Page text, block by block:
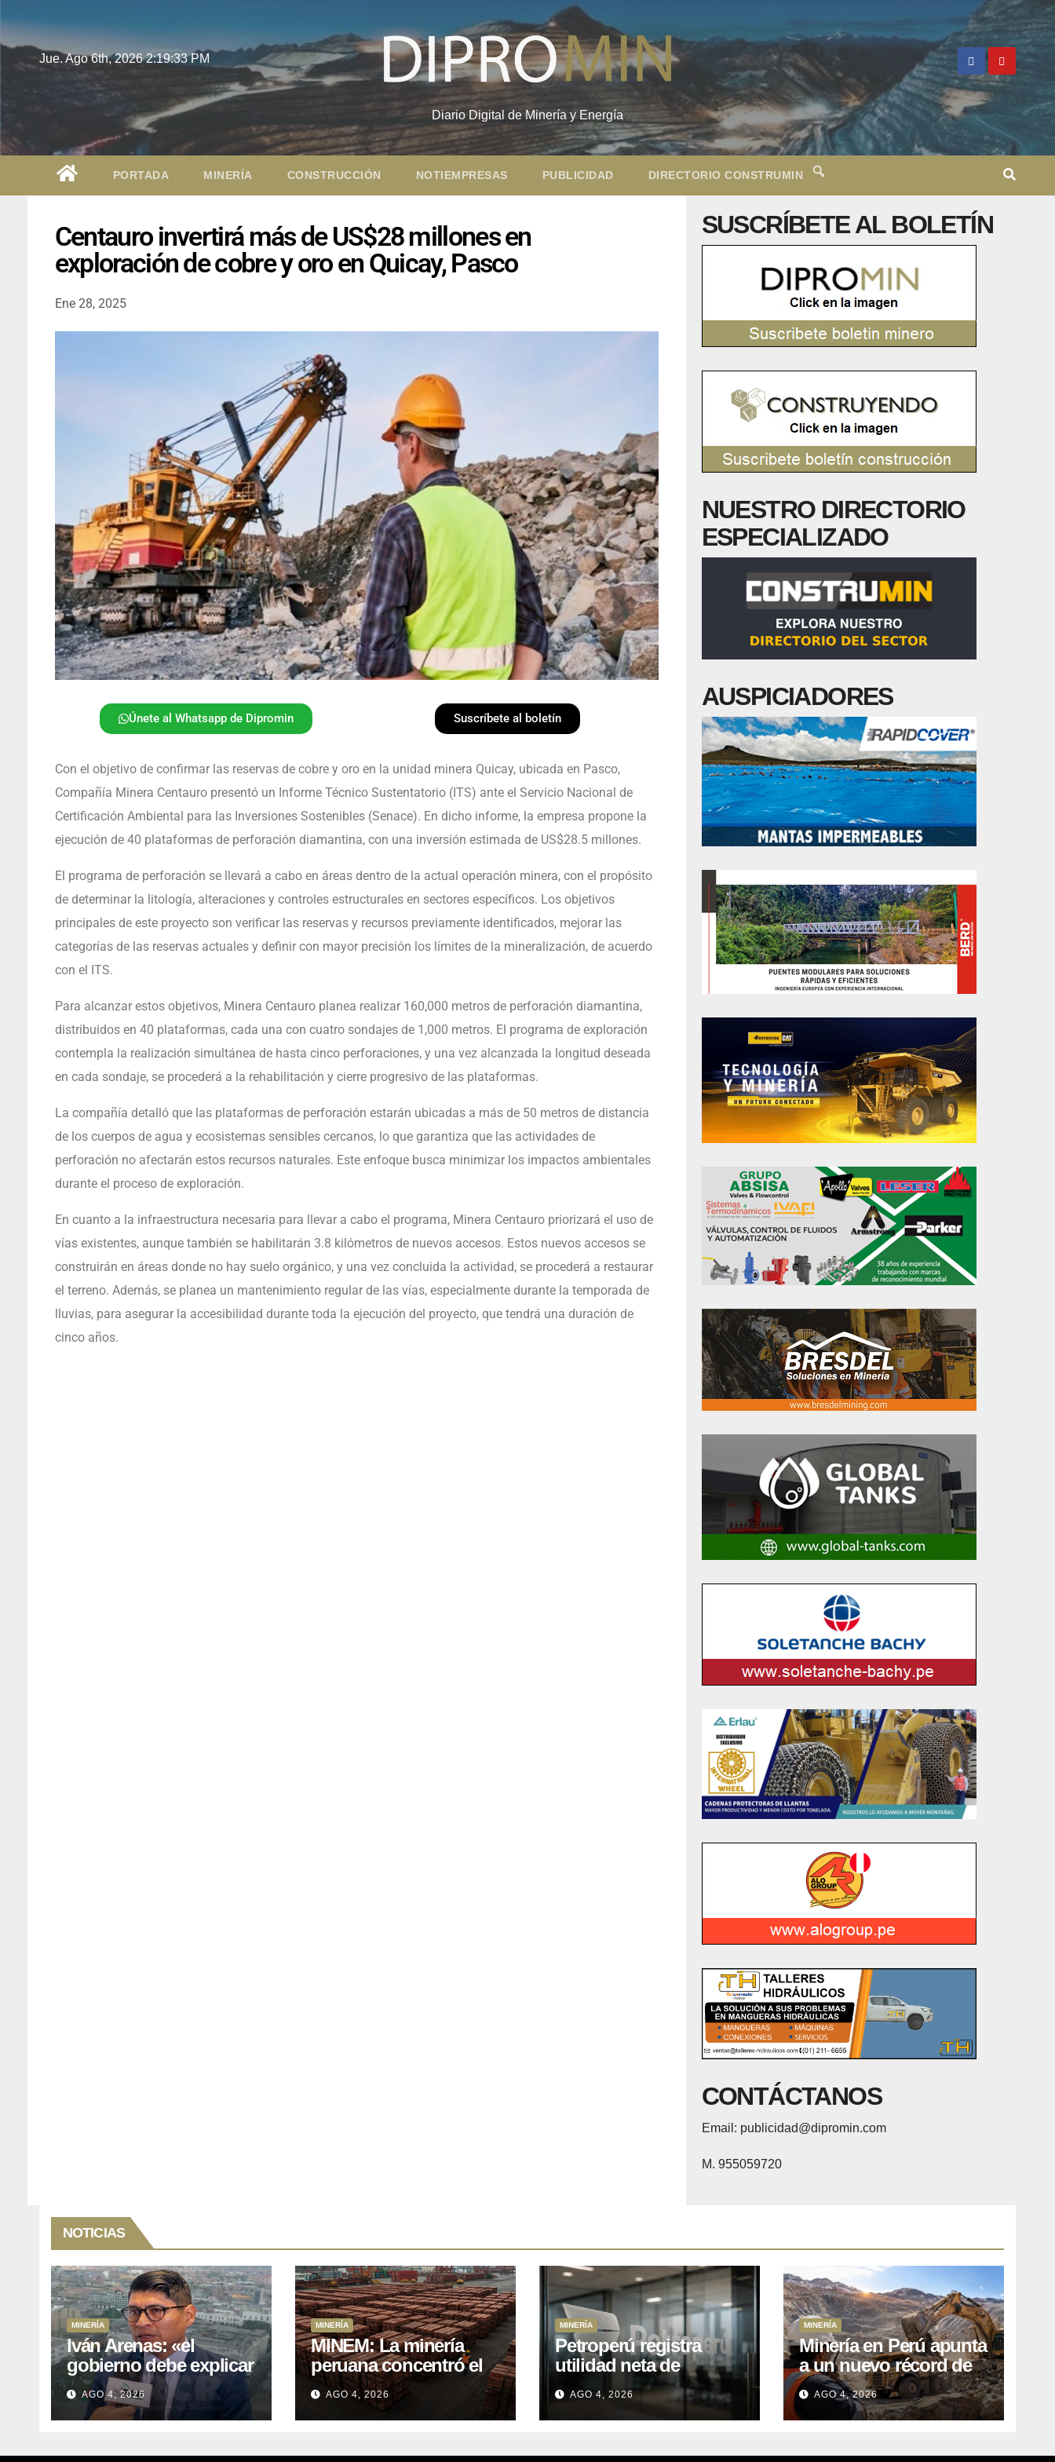
Jue. Ago 6th, 20262:19:34 PM
Diario Digital de Minería y Energía
PORTADA MINERÍA CONSTRUCCIÓN NOTIEMPRESAS PUBLICIDAD DIRECTORIO CONSTRUMIN
Centauro invertirá más de US$28 millones en
exploración de cobre y oro en Quicay, Pasco
Ene 28, 2025
Únete al Whatsapp de Dipromin Suscríbete al boletín
Con el objetivo de confirmar las reservas de cobre y oro en la unidad minera Quicay, ubicada en Pasco,
Compañía Minera Centauro presentó un Informe Técnico Sustentatorio (ITS) ante el Servicio Nacional de
Certificación Ambiental para las Inversiones Sostenibles (Senace). En dicho informe, la empresa propone la
ejecución de 40 plataformas de perforación diamantina, con una inversión estimada de US$28.5 millones.
El programa de perforación se llevará a cabo en áreas dentro de la actual operación minera, con el propósito
de determinar la litología, alteraciones y controles estructurales en sectores específicos. Los objetivos
principales de este proyecto son verificar las reservas y recursos previamente identificados, mejorar las
categorías de las reservas actuales y definir con mayor precisión los límites de la mineralización, de acuerdo
con el ITS.
Para alcanzar estos objetivos, Minera Centauro planea realizar 160,000 metros de perforación diamantina,
distribuidos en 40 plataformas, cada una con cuatro sondajes de 1,000 metros. El programa de exploración
contempla la realización simultánea de hasta cinco perforaciones, y una vez alcanzada la longitud deseada
en cada sondaje, se procederá a la rehabilitación y cierre progresivo de las plataformas.
La compañía detalló que las plataformas de perforación estarán ubicadas a más de 50 metros de distancia
de los cuerpos de agua y ecosistemas sensibles cercanos, lo que garantiza que las actividades de
perforación no afectarán estos recursos naturales. Este enfoque busca minimizar los impactos ambientales
durante el proceso de exploración.
En cuanto a la infraestructura necesaria para llevar a cabo el programa, Minera Centauro priorizará el uso de
vías existentes, aunque también se habilitarán 3.8 kilómetros de nuevos accesos. Estos nuevos accesos se
construirán en áreas donde no hay suelo orgánico, y una vez concluida la actividad, se procederá a restaurar
el terreno. Además, se planea un mantenimiento regular de las vías, especialmente durante la temporada de
lluvias, para asegurar la accesibilidad durante toda la ejecución del proyecto, que tendrá una duración de
cinco años.
SUSCRÍBETE AL BOLETÍN
NUESTRO DIRECTORIO
ESPECIALIZADO
AUSPICIADORES
CONTÁCTANOS
Email: publicidad@dipromin.com
M. 955059720
NOTICIAS
MINERÍA
Iván Arenas: «el
gobierno debe explicar
a Cajamarca que tiene
US$ 16 mil millones en
proyectos mineros
AGO 4, 2026
MINERÍA
MINEM: La minería
peruana concentró el
76.1% del total de las
exportaciones
nacionales entre enero
AGO 4, 2026
MINERÍA
Petroperú registra
utilidad neta de
US$121 millones al
cierre del primer
semestre 2026
AGO 4, 2026
MINERÍA
Minería en Perú apunta
a un nuevo récord de
inversiones: crecen los
petitorios y el FMI insta
a destrabar proyectos
AGO 4, 2026